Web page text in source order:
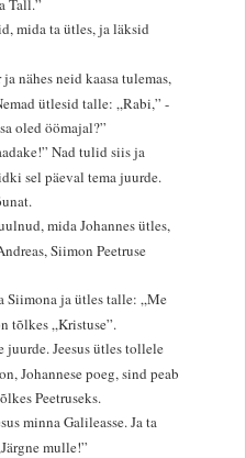
mida ta ütles, ja läksid
nähes neid kaasa tulemas,
ütlesid talle: „Rabi,” -
oled öömajal?”
Nad tulid siis ja
sel päeval tema juurde.
mida Johannes ütles,
Siimon Peetruse
Siimona ja ütles talle: „Me
tõlkes „Kristuse”.
juurde. Jeesus ütles tollele
Johannese poeg, sind peab
Peetruseks.
minna Galileasse. Ja ta
mulle!”